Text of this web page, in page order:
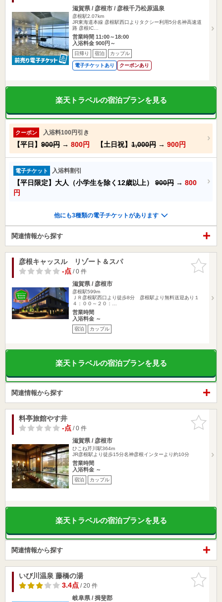
滋賀県 / 彦根市 / 彦根千乃松原温泉
彦根駅2.07km
JR東海道本線 彦根駅西口よりタクシー利用5分名神高速道
路 彦根IC…
営業時間 11:00～18:00
入浴料金 900円～
日帰り 宿泊 カップル
電子チケットあり クーポンあり
楽天トラベルの宿泊プランを見る
クーポン 入浴料100円引き
【平日】 900円 → 800円 【土日祝】 1,000円 → 900円
電子チケット 入浴料割引
【平日限定】大人（小学生を除く12歳以上） 900円 → 800
円
他にも3種類の電子チケットがあります
関連情報から探す
お気に入
りに追加
彦根キャッスル リゾート＆スパ
-点/ 0 件
滋賀県 / 彦根市
彦根駅599m
ＪＲ彦根駅西口より徒歩8分 彦根駅より無料送迎あり１
４：００～２０：…
営業時間
入浴料金 ～
宿泊 カップル
楽天トラベルの宿泊プランを見る
関連情報から探す
お気に入
りに追加
料亭旅館やす井
-点/ 0 件
滋賀県 / 彦根市
ひこね芹川駅364m
JR彦根駅より徒歩15分名神彦根インターより約10分
営業時間
入浴料金 ～
宿泊 カップル
楽天トラベルの宿泊プランを見る
関連情報から探す
お気に入
りに追加
いび川温泉 藤橋の湯
3.4点/ 20 件
岐阜県 / 揖斐郡